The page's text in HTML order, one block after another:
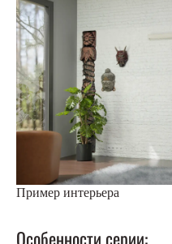
Пример интерьера
Особенности серии: